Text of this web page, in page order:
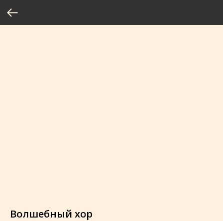
Волшебный хор